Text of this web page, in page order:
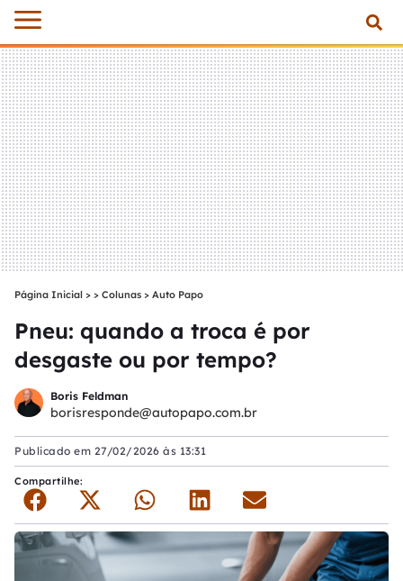
Página Inicial > Colunas > Auto Papo
Pneu: quando a troca é por
desgaste ou por tempo?
Boris Feldman
borisresponde@autopapo.com.br
Publicado em 27/02/2026 às 13:31
Compartilhe: